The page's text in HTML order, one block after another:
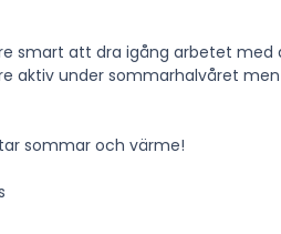
smart att dra igång arbetet med
aktiv under sommarhalvåret
sommar och värme!